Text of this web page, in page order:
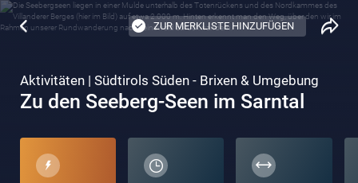
ZUR MERKLISTE HINZUFÜGEN
Aktivitäten | Südtirols Süden - Brixen & Umgebung
Zu den Seeberg-Seen im Sarntal